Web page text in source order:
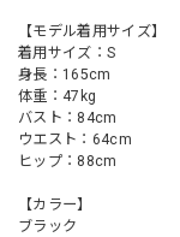
【モデル着用サイズ】
着用サイズ：S
身長：165cm
体重：47kg
バスト：84cm
ウエスト：64cm
ヒップ：88cm
【カラー】
ブラック